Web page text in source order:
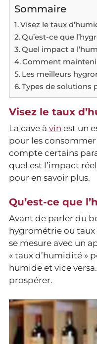
Sommaire
Visez le taux
Qu’est-ce que
Quel impact a
Comment
Les meilleurs
Types de solutions
Visez le taux
La cave à vin est un
pour les
compte certains
quel est l’impact
pour en savoir plus.
Qu’est-ce que
Avant de parler du
hygrométrie ou taux
se mesure avec un
« taux d’humidité »
humide et vice
prospérer.